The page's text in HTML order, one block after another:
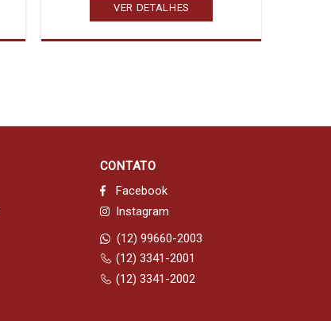
VER DETALHES
CONTATO
Facebook
Instagram
(12) 99660-2003
(12) 3341-2001
(12) 3341-2002